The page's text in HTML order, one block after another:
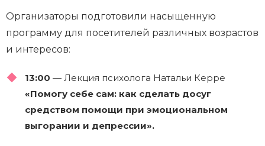
Организаторы подготовили насыщенную
программу для посетителей различных возрастов
и интересов:
13:00 — Лекция психолога Натальи Керре
«Помогу себе сам: как сделать досуг
средством помощи при эмоциональном
выгорании и депрессии».